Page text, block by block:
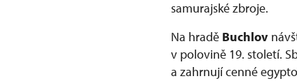
samurajské zbroje.
Na hradě Buchlov
v polovině 19. století.
a zahrnují cenné